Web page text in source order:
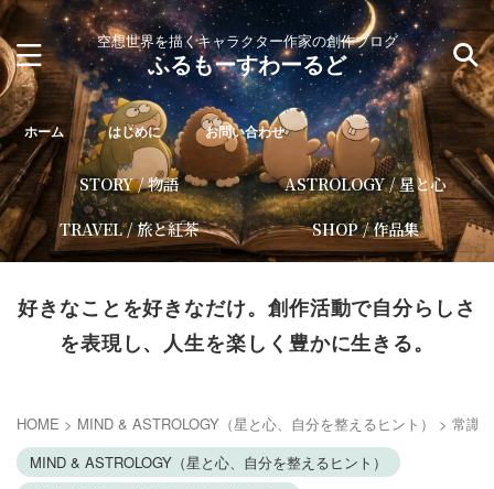
空想世界を描くキャラクター作家の創作ブログ
ふるもーすわーるど
ホーム はじめに お問い合わせ
STORY / 物語
ASTROLOGY / 星と心
TRAVEL / 旅と紅茶
SHOP / 作品集
好きなことを好きなだけ。創作活動で自分らしさ
を表現し、人生を楽しく豊かに生きる。
HOME > MIND & ASTROLOGY（星と心、自分を整えるヒント） > 常識
MIND & ASTROLOGY（星と心、自分を整えるヒント）